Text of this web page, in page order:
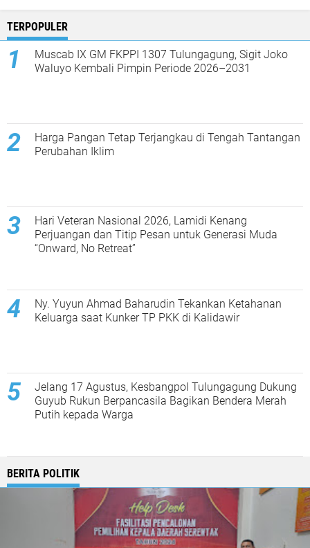
TERPOPULER
Muscab IX GM FKPPI 1307 Tulungagung, Sigit Joko
Waluyo Kembali Pimpin Periode 2026–2031
Harga Pangan Tetap Terjangkau di Tengah Tantangan
Perubahan Iklim
Hari Veteran Nasional 2026, Lamidi Kenang
Perjuangan dan Titip Pesan untuk Generasi Muda
“Onward, No Retreat”
Ny. Yuyun Ahmad Baharudin Tekankan Ketahanan
Keluarga saat Kunker TP PKK di Kalidawir
Jelang 17 Agustus, Kesbangpol Tulungagung Dukung
Guyub Rukun Berpancasila Bagikan Bendera Merah
Putih kepada Warga
BERITA POLITIK